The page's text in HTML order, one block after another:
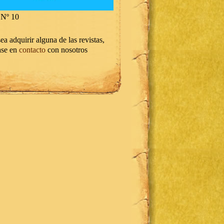
10
adquirir alguna de las revistas,
en contacto con nosotros